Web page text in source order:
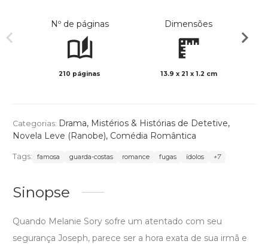
Nº de páginas
210 páginas
Dimensões
13.9 x 21 x 1.2 cm
Categorias: Drama, Mistérios & Histórias de Detetive,
Novela Leve (Ranobe), Comédia Romântica
Tags: famosa guarda-costas romance fugas ídolos +7
Sinopse
Quando Melanie Sory sofre um atentado com seu
segurança Joseph, parece ser a hora exata de sua irmã e